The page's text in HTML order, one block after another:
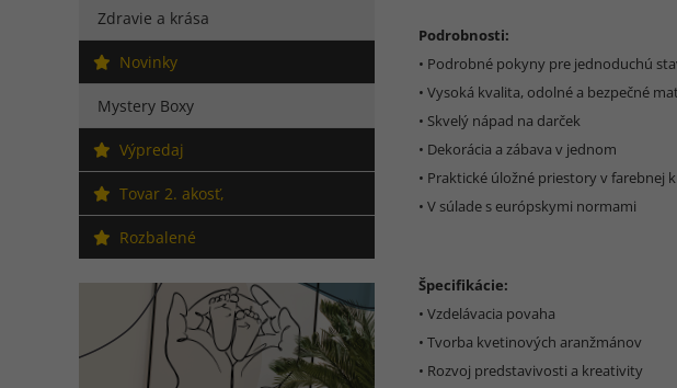
Zdravie a krása
Novinky
Mystery Boxy
Výpredaj
Tovar 2. akosť,
Rozbalené
Podrobnosti:
• Podrobné pokyny pre jednoduchú
• Vysoká kvalita, odolné a bezpečné
• Skvelý nápad na darček
• Dekorácia a zábava v jednom
• Praktické úložné priestory v farebnej
• V súlade s európskymi normami
Špecifikácie:
• Vzdelávacia povaha
• Tvorba kvetinových aranžmánov
• Rozvoj predstavivosti a kreativity